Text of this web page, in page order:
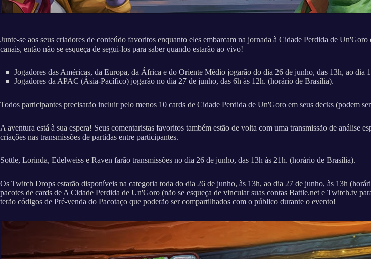
Junte-se aos seus criadores de conteúdo favoritos enquanto eles embarcam na jornada à Cidade Perdida de
canais, então não se esqueça de segui-los para saber quando estarão ao vivo!
Jogadores das Américas, da Europa, da África e do Oriente Médio jogarão do dia 26 de junho, das 13h, ao dia
Jogadores da APAC (Ásia-Pacífico) jogarão no dia 27 de junho, das 6h às 12h. (horário de Brasília).
Todos participantes precisarão incluir pelo menos 10 cards de Cidade Perdida de Un'Goro em seus decks (podem
A aventura está à sua espera! Seus comentaristas favoritos também estão de volta com uma transmissão de análise
criações nas transmissões de partidas entre participantes.
Sottle, Lorinda, Edelweiss e Raven farão transmissões no dia 26 de junho, das 13h às 21h. (horário de Brasília).
Os Twitch Drops estarão disponíveis na categoria toda do dia 26 de junho, às 13h, ao dia 27 de junho, às 13h
pacotes de cards de A Cidade Perdida de Un'Goro (não se esqueça de vincular suas contas Battle.net e Twitch.tv
terão códigos de Pré-venda do Pacotaço que poderão ser compartilhados com o público durante o evento!